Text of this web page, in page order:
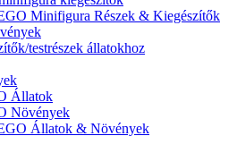
Minifigura Részek & Kiegészítők
testrészek állatokhoz
Állatok
Növények
Állatok & Növények